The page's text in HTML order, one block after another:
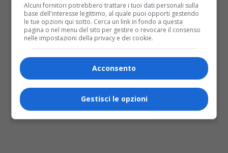
Alcuni fornitori potrebbero trattare i tuoi dati personali sulla
base dell'interesse legittimo, al quale puoi opporti gestendo
le tue opzioni qui sotto. Cerca un link in fondo a questa
pagina o nel menu del sito per gestire o revocare il consenso
nelle impostazioni della privacy e dei cookie.
Acconsento
Gestisci le opzioni